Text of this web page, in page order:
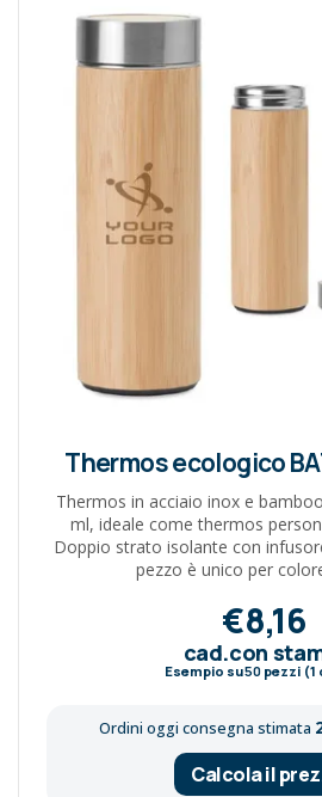
Thermos ecologico
Thermos in acciaio inox e
ml, ideale come thermos
Doppio strato isolante con
pezzo è unico per
€8,16
cad.con
Esempio su50pezzi (1
Ordini oggi consegna stimata
Calcola il